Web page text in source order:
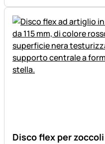
Disco flex per